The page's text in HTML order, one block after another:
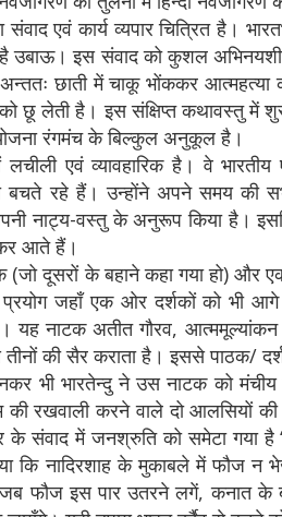
एवं कार्य व्यपार चित्रित है।
है उबाऊ। इस संवाद को कुशल
छाती में चाकू भोंककर
को छू लेती है। इस संक्षिप्त कथावस्तु
रंगमंच के बिल्कुल अनुकूल है।
लचीली एवं व्यावहारिक है। वे
रहे हैं। उन्होंने अपने समय की
नाट्य-वस्तु के अनुरूप किया है।
आते हैं।
(जो दूसरों के बहाने कहा गया हो)
जहाँ एक ओर दर्शकों को भी
है। यह नाटक अतीत गौरव,
तीनों की सैर कराता है। इससे पाठक/
भी भारतेन्दु ने उस नाटक को
की रखवाली करने वाले दो आलसियों
संवाद में जनश्रुति को समेटा गया है
कि नादिरशाह के मुकाबले में फौज
फौज इस पार उतरने लगें, कनात के